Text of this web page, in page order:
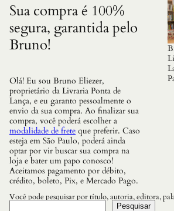
t
o
i
m
a
m
e
m
T
r
a
n
s
e
O
u
B
e
Sua compra é 100%
segura, garantida pelo
Bruno!
Olá! Eu sou Bruno Eliezer,
proprietário da Livraria Ponta de
Lança, e eu garanto pessoalmente o
envio da sua compra. Ao finalizar sua
compra, você poderá escolher a
modalidade de frete que preferir. Caso
esteja em São Paulo, poderá ainda
optar por vir buscar sua compra na
loja e bater um papo conosco!
Aceitamos pagamento por débito,
crédito, boleto, Pix, e Mercado Pago.
Você pode pesquisar por título, autoria, editora,
Pesquisar